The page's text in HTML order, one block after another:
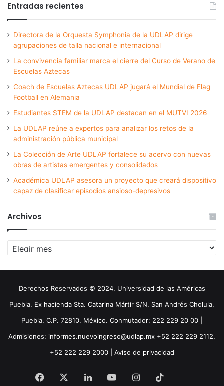
Entradas recientes
Directora de la Orquesta Symphonia de la UDLAP dirige
agrupaciones de talla nacional e internacional
La convivencia familiar marca el cierre del Curso de Verano de
Escuelas Aztecas
Coach de Escuelas Aztecas UDLAP jugará el Mundial de Flag
Football en Alemania
Estudiantes STEM de la UDLAP destacan en el MUTVI 2026
La UDLAP reúne a expertos para analizar los retos de la
administración pública municipal
La Colección de Arte UDLAP fortalece su acervo con nuevas
obras de artistas emergentes y consolidados
Académica UDLAP asesora un proyecto que creará dispositivo
capaz de clasificar episodios ansioso-depresivos
Archivos
Archivos
Derechos Reservados © 2024. Universidad de las Américas
Puebla. Ex hacienda Sta. Catarina Mártir S/N. San Andrés Cholula,
Puebla. C.P. 72810. México. Conmutador: 222 229 20 00 |
Admisiones: informes.nuevoingreso@udlap.mx +52 222 229 2112,
+52 222 229 2000 | Aviso de privacidad
Facebook LinkedInYouTubeInstagram